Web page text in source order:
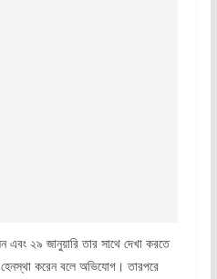
২৯ জানুয়ারি তার সাথে দেখা করতে
করেন বলে অভিযোগ। তারপরে